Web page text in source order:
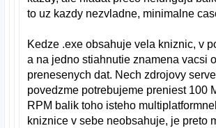
to uz kazdy nezvladne, minimalne
Kedze .exe obsahuje vela kniznic, v
a na jedno stiahnutie znamena vacsi
prenesenych dat. Nech zdrojovy
povedzme potrebujeme preniest 100
RPM balik toho isteho
kniznice v sebe neobsahuje, je preto